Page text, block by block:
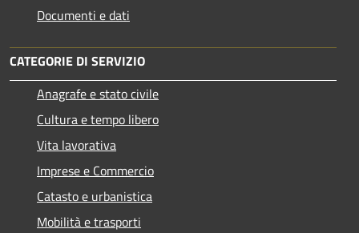
Documenti e dati
CATEGORIE DI SERVIZIO
Anagrafe e stato civile
Cultura e tempo libero
Vita lavorativa
Imprese e Commercio
Catasto e urbanistica
Mobilità e trasporti